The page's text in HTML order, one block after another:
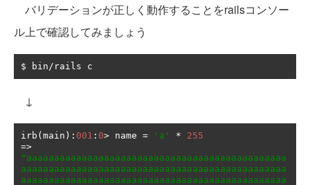
バリデーションが正しく動作することをrailsコンソー
ル上で確認してみましょう
$ bin / rails c
↓
irb (main ): 001 : 0> name = 'a' *
255
=>
"aaaaaaaaaaaaaaaaaaaaaaaaaaaaaaaaaaaaaaaaaaaaaaa
aaaaaaaaaaaaaaaaaaaaaaaaaaaaaaaaaaaaaaaaaaaaaaaa
aaaaaaaaaaaaaaaaaaaaaaaaaaaaaaaaaaaaaaaaaaaaaaaa